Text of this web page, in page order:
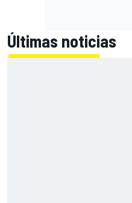
Últimas noticias